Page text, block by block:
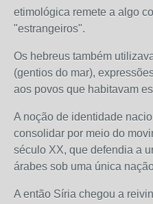
etimológica remete a algo
"estrangeiros".
Os hebreus também
(gentios do mar),
aos povos que habitavam
A noção de identidade
consolidar por meio do
século XX, que defendia a
árabes sob uma única
A então Síria chegou a